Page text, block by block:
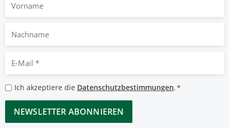
Nachname
Mail
*
Datenschutzbestimmungen
*
Ich akzeptiere die Datenschutzbestimmungen.*
CAPTCHA